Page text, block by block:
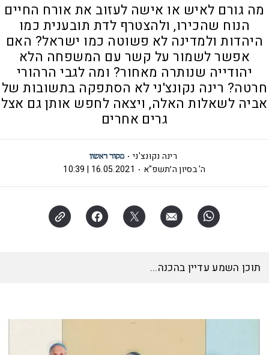
מה גורם לאיש או אישה לעזוב את אורח החיים
הנוח שהכירו, ולהצטרף לדת תובענית כמו
היהדות ולמדינה לא פשוטה כמו ישראל? האם
אפשר לשמור על קשר עם המשפחה הלא
יהודייה שנותרה מאחור? ומה לגבי הרהורי
חרטה? רינה נקונצ'ני לא הסתפקה בתשובות של
אביה לשאלות האלה, ויצאה לחפש אותן גם אצל
גרים אחרים
רינה נקונצ'ני
ה' בסיון ה׳תשפ"א
16.05.2021 | 10:39
תוכן השמע עדיין בהכנה...